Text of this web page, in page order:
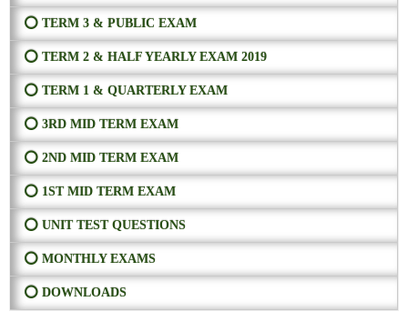
⭕ TERM 3 & PUBLIC EXAM
⭕ TERM 2 & HALF YEARLY EXAM 2019
⭕ TERM 1 & QUARTERLY EXAM
⭕ 3RD MID TERM EXAM
⭕ 2ND MID TERM EXAM
⭕ 1ST MID TERM EXAM
⭕ UNIT TEST QUESTIONS
⭕ MONTHLY EXAMS
⭕ DOWNLOADS